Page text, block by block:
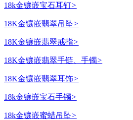
18k金镶嵌宝石耳钉>
18K金镶嵌翡翠吊坠>
18K金镶嵌翡翠戒指>
18K金镶嵌翡翠手链、手镯>
18K金镶嵌翡翠耳饰>
18k金镶嵌宝石手镯>
18k金镶嵌蜜蜡吊坠>